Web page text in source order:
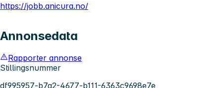
https://jobb.anicura.no/
Annonsedata
Rapporter annonse
Stillingsnummer
df995957-b7a2-4677-b111-6363c9698e7e